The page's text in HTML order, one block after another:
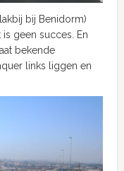
bij Benidorm)
geen succes. En
bekende
links liggen en